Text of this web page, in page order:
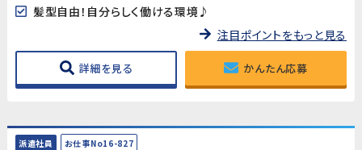
髪型自由！自分らしく働ける環境♪
注目ポイントをもっと見る
詳細を見る かんたん応募
派遣社員 お仕事No16-827